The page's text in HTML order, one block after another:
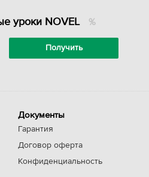
уроки NOVEL
Документы
Гарантия
Договор оферта
Конфиденциальность